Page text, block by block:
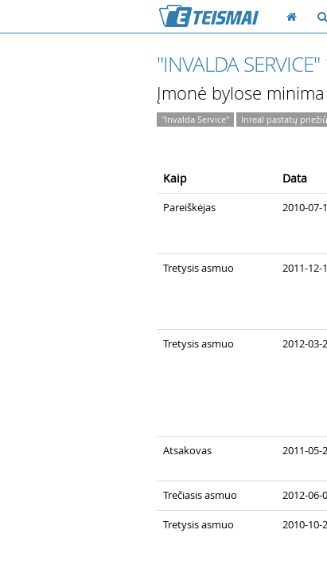
"INVALDA SERVICE"
Įmonė bylose
"Invalda Service" Inreal pastatų
Kaip Data
Pareiškėjas 2010-07-
Tretysis asmuo 2011-12-
Tretysis asmuo 2012-03-
Atsakovas 2011-05-
Trečiasis asmuo 2012-06-
Tretysis asmuo 2010-10-